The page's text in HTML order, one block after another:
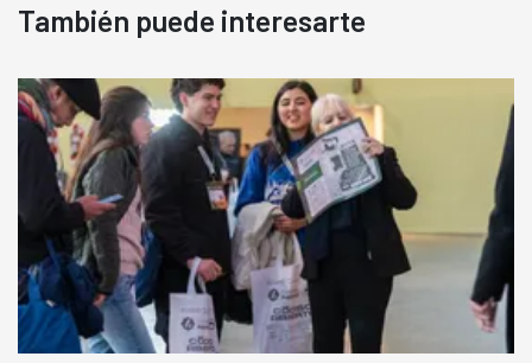
También puede interesarte